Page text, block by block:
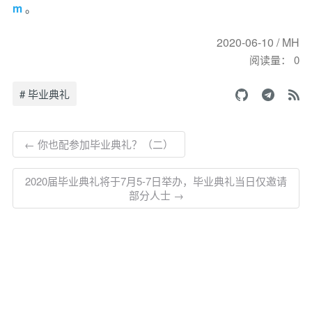
m。
2020-06-10 / MH
阅读量： 0
# 毕业典礼
← 你也配参加毕业典礼？（二）
2020届毕业典礼将于7月5-7日举办，毕业典礼当日仅邀请
部分人士 →